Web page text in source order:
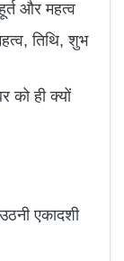
और महत्व
तिथि, शुभ
को ही क्यों
एकादशी